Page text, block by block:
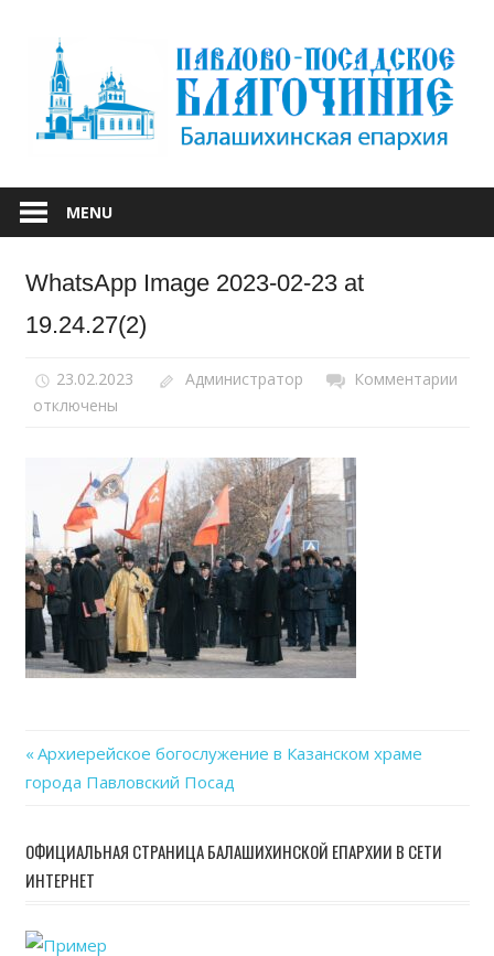
content
ПАВЛОВО-
ПОСАДСКОЕ
MENU
WhatsApp Image 2023-02-23 at
19.24.27(2)
23.02.2023 Администратор Комментарии
отключены
Навигация
записям
Previous
Post:
Архиерейское богослужение в Казанском храме
города Павловский Посад
ОФИЦИАЛЬНАЯ СТРАНИЦА БАЛАШИХИНСКОЙ ЕПАРХИИ В СЕТИ
ИНТЕРНЕТ